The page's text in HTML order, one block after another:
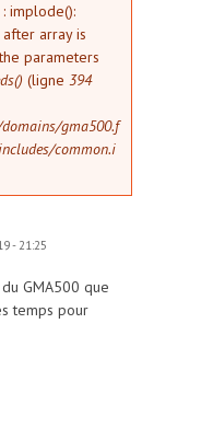
: implode():
array is
parameters
(ligne 394
gma500.f
common.i
- 21:25
GMA500 que
temps pour